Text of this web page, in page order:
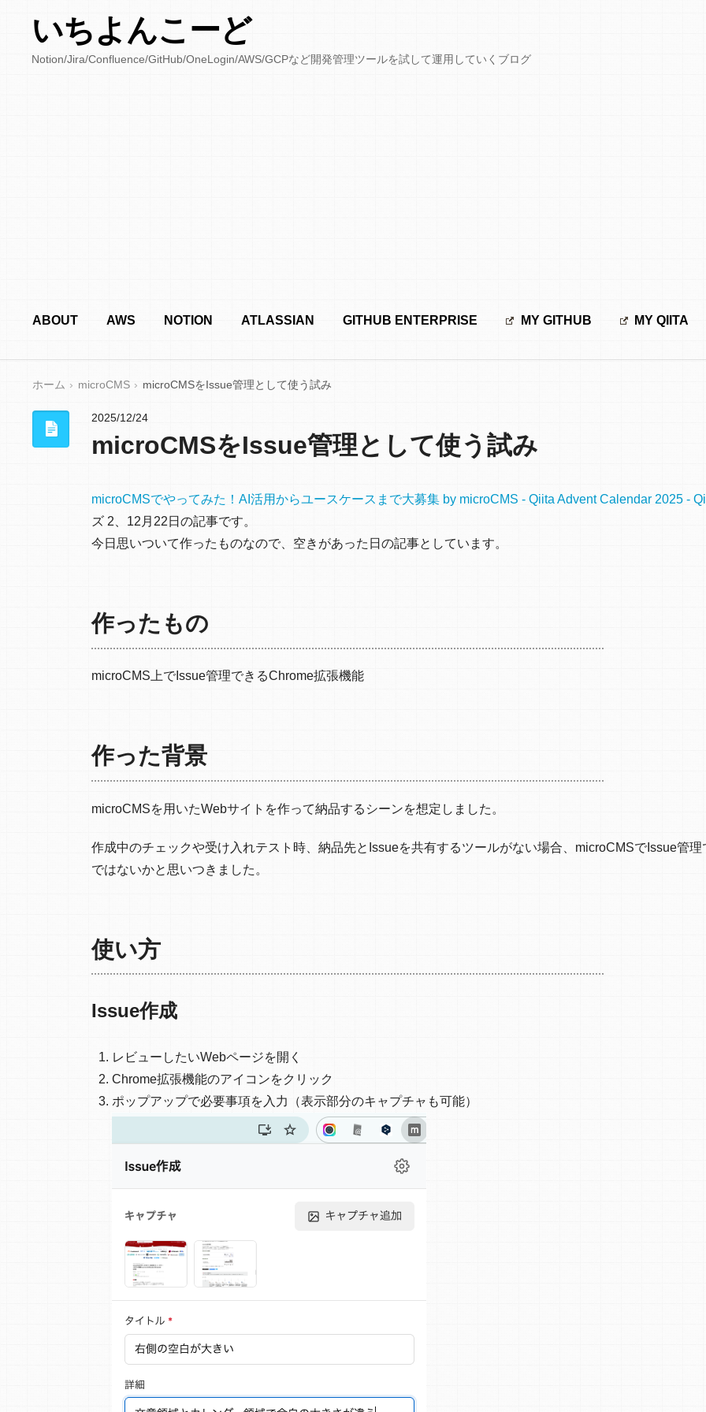
いちよんこーど
Notion/Jira/Confluence/GitHub/OneLogin/AWS/GCPなど開発管理ツールを試して運用していくブログ
ABOUT AWS NOTION ATLASSIAN GITHUB ENTERPRISE MY GITHUB MY QIITA
ホーム microCMS microCMSをIssue管理として使う試み
2025/12/24
microCMSをIssue管理として使う試み
microCMSでやってみた！AI活用からユースケースまで大募集 by microCMS - Qiita Advent Calendar 2025 -
ズ 2、12月22日の記事です。
今日思いついて作ったものなので、空きがあった日の記事としています。
作ったもの
microCMS上でIssue管理できるChrome拡張機能
作った背景
microCMSを用いたWebサイトを作って納品するシーンを想定しました。
作成中のチェックや受け入れテスト時、納品先とIssueを共有するツールがない場合、microCMSでIssue管理
ではないかと思いつきました。
使い方
Issue作成
レビューしたいWebページを開く
Chrome拡張機能のアイコンをクリック
ポップアップで必要事項を入力（表示部分のキャプチャも可能）